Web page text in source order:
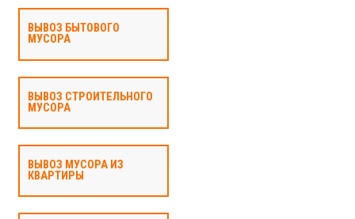
ВЫВОЗ БЫТОВОГО
МУСОРА
ВЫВОЗ СТРОИТЕЛЬНОГО
МУСОРА
ВЫВОЗ МУСОРА ИЗ
КВАРТИРЫ